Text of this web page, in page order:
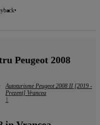
Peugeot 2008
Autoturisme Peugeot 2008 II [2019 -
Prezent] Vrancea
1